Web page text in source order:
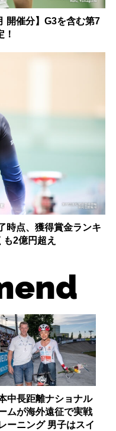
開催分】G3を含む第7
時点、獲得賞金ランキ
2億円超え
中長距離ナショナル
ムが海外遠征で実戦
ーニング 男子はスイ